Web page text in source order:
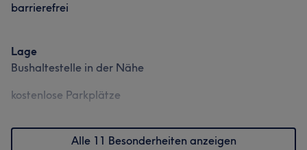
barrierefrei
Lage
Bushaltestelle in der Nähe
kostenlose Parkplätze
Alle 11 Besonderheiten anzeigen